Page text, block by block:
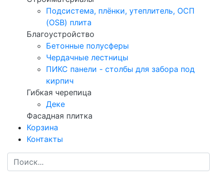
Подсистема, плёнки, утеплитель, ОСП
(OSB) плита
Благоустройство
Бетонные полусферы
Чердачные лестницы
ПИКС панели - столбы для забора под
кирпич
Гибкая черепица
Деке
Фасадная плитка
Корзина
Контакты